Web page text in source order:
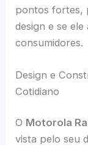
pontos fortes,
design e se
consumidores.
Design e
Cotidiano
O Motorola
vista pelo seu